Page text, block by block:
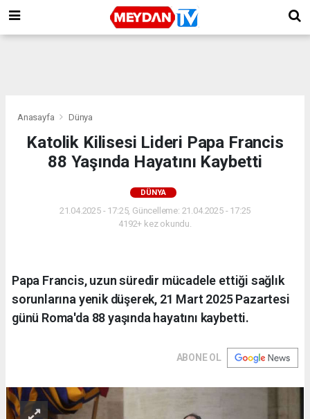
Anasayfa Dünya
Katolik Kilisesi Lideri Papa Francis
88 Yaşında Hayatını Kaybetti
DÜNYA
21.04.2025 - 17:25, Güncelleme: 21.04.2025 - 17:25
4192+ kez okundu.
Papa Francis, uzun süredir mücadele ettiği sağlık
sorunlarına yenik düşerek, 21 Mart 2025 Pazartesi
günü Roma'da 88 yaşında hayatını kaybetti.
ABONE OL